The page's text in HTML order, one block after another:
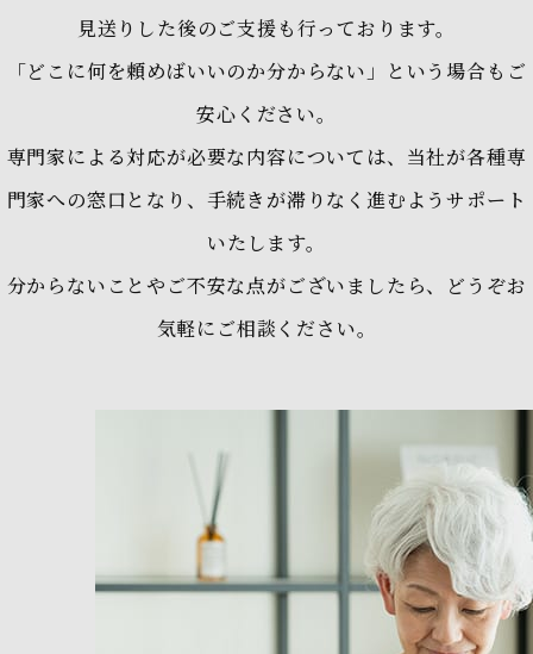
見送りした後のご支援も行っております。
「どこに何を頼めばいいのか分からない」という場合もご
安心ください。
専門家による対応が必要な内容については、当社が各種専
門家への窓口となり、手続きが滞りなく進むようサポート
いたします。
分からないことやご不安な点がございましたら、どうぞお
気軽にご相談ください。